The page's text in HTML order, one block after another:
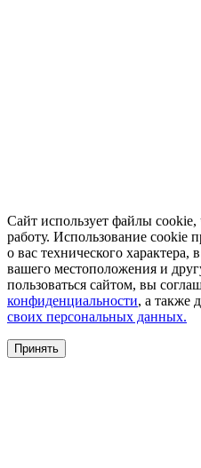
Сайт использует файлы cookie,
работу. Использование cookie
о вас технического характера,
вашего местоположения и
пользоваться сайтом, вы
конфиденциальности, а также
своих персональных данных.
Принять